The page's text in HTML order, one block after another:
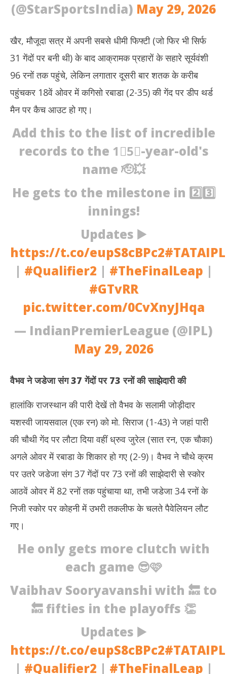
(@StarSportsIndia) May 29, 2026
खैर, मौजूदा सत्र में अपनी सबसे धीमी फिफ्टी (जो फिर भी सिर्फ
31 गेंदों पर बनी थी) के बाद आक्रामक प्रहारों के सहारे सूर्यवंशी
96 रनों तक पहुंचे, लेकिन लगातार दूसरी बार शतक के करीब
पहुंचकर 18वें ओवर में कगिसो रबाडा (2-35) की गेंद पर डीप थर्ड
मैन पर कैच आउट हो गए।
Add this to the list of incredible
records to the 1⃣5⃣-year-old's
name 🫡💥
He gets to the milestone in 2️⃣3️⃣
innings!
Updates ▶️
https://t.co/eupS8cBPc2#TATAIPL
| #Qualifier2 | #TheFinalLeap |
#GTvRR
pic.twitter.com/0CvXnyJHqa
— IndianPremierLeague (@IPL)
May 29, 2026
वैभव ने जडेजा संग 37 गेंदों पर 73 रनों की साझेदारी की
हालांकि राजस्थान की पारी देखें तो वैभव के सलामी जोड़ीदार
यशस्वी जायसवाल (एक रन) को मो. सिराज (1-43) ने जहां पारी
की चौथी गेंद पर लौटा दिया वहीं ध्रुव जुरेल (सात रन, एक चौका)
अगले ओवर में रबाडा के शिकार हो गए (2-9)। वैभव ने चौथे क्रम
पर उतरे जडेजा संग 37 गेंदों पर 73 रनों की साझेदारी से स्कोर
आठवें ओवर में 82 रनों तक पहुंचाया था, तभी जडेजा 34 रनों के
निजी स्कोर पर कोहनी में उभरी तकलीफ के चलते पैवेलियन लौट
गए।
He only gets more clutch with
each game 😎🩷
Vaibhav Sooryavanshi with 🔙 to
🔙 fifties in the playoffs 👏
Updates ▶️
https://t.co/eupS8cBPc2#TATAIPL
| #Qualifier2 | #TheFinalLeap |